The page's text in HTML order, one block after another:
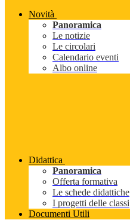
Novità
Panoramica
Le notizie
Le circolari
Calendario eventi
Albo online
Didattica
Panoramica
Offerta formativa
Le schede didattiche
I progetti delle classi
Documenti Utili